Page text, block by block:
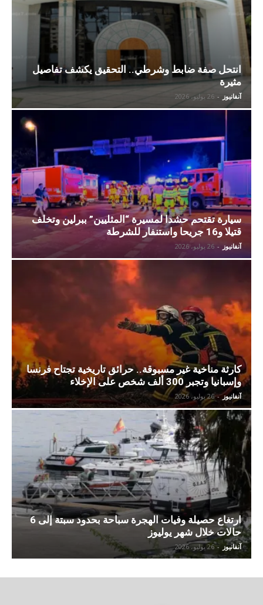
انتحل صفة ضابط وشرطي.. التحقيق يكشف تفاصيل
مثيرة
آنفانيوز - 26 يوليو، 2026
سيارة تقتحم حشدا لمسيرة “المثليين” ببرلين وتخلف
قتيلا و16 جريحا واستنفار للشرطة
آنفانيوز - 26 يوليو، 2026
كارثة مناخية غير مسبوقة.. حرائق تاريخية تجتاح فرنسا
وإسبانيا وتجبر 300 ألف شخص على الإخلاء
آنفانيوز - 26 يوليو، 2026
ارتغاع حصيلة وفيات الهجرة سباحة بحدود سبتة إلى 6
حالات خلال شهر يوليوز
آنفانيوز - 26 يوليو، 2026